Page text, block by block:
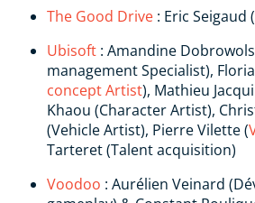
The Good Drive : Eric Seigaud
Ubisoft : Amandine
management Specialist),
concept Artist), Mathieu
Khaou (Character Artist),
(Vehicle Artist), Pierre Vilette (
Tarteret (Talent acquisition)
Voodoo : Aurélien Veinard